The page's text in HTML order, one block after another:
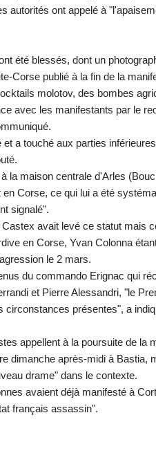
autorités ont appelé à
été blessés, dont un
Corse publié à la fin de la
molotov, des bombes
avec les manifestants par le
a touché aux parties
la maison centrale d'Arles
Corse, ce qui lui a été
signalé".
avait levé ce statut mais
en Corse, Yvan Colonna
le 2 mars.
du commando Erignac qui
et Pierre Alessandri, "le
circonstances présentes", a
appellent à la poursuite de la
dimanche après-midi à Bastia,
drame" dans le contexte.
avaient déjà manifesté à
français assassin".